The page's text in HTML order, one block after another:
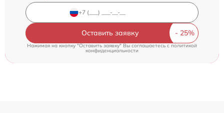
Оставить заявку
Нажимая на кнопку "Оставить заявку" Вы соглашаетесь cполитикой
конфиденциальности